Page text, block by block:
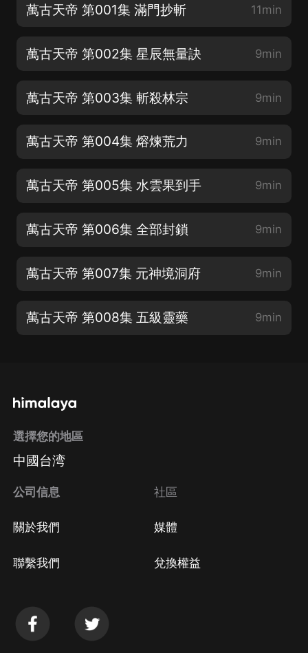
萬古天帝 第001集 滿門抄斬 11min
萬古天帝 第002集 星辰無量訣 9min
萬古天帝 第003集 斬殺林宗 9min
萬古天帝 第004集 熔煉荒力 9min
萬古天帝 第005集 水雲果到手 9min
萬古天帝 第006集 全部封鎖 9min
萬古天帝 第007集 元神境洞府 9min
萬古天帝 第008集 五級靈藥 9min
選擇您的地區
中國台湾
公司信息
關於我們
聯繫我們
社區
媒體
兌換權益